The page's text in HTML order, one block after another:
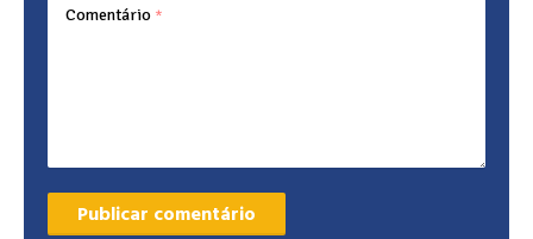
Comentário *